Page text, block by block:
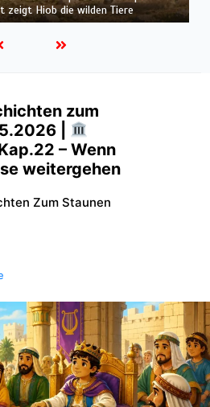
antwortet aus dem Sturm
zum
|
– Wenn
weitergehen
Zum Staunen